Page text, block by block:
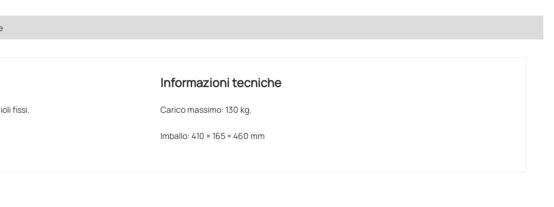
fissi.
Informazioni tecniche
Carico massimo: 130 kg.
Imballo: 410 × 165 × 460 mm